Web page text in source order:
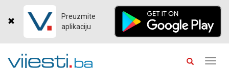
Preuzmite
aplikaciju